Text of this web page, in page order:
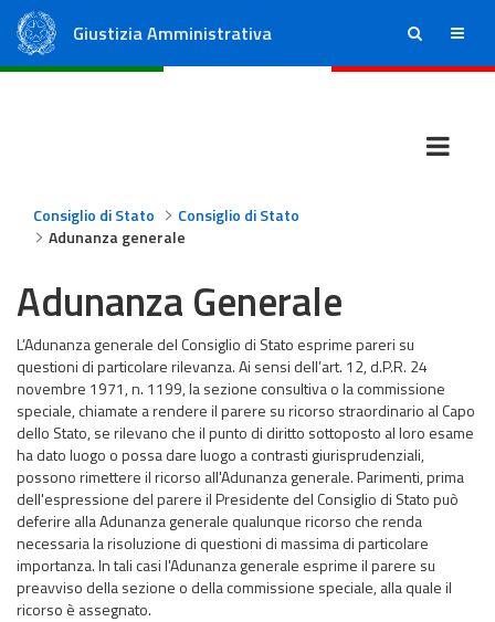
Giustizia Amministrativa ricerca menu
Consiglio di Stato
Consiglio di Stato
Adunanza generale
Adunanza Generale
L’Adunanza generale del Consiglio di Stato esprime pareri su
questioni di particolare rilevanza. Ai sensi dell’art. 12, d.P.R. 24
novembre 1971, n. 1199, la sezione consultiva o la commissione
speciale, chiamate a rendere il parere su ricorso straordinario al Capo
dello Stato, se rilevano che il punto di diritto sottoposto al loro esame
ha dato luogo o possa dare luogo a contrasti giurisprudenziali,
possono rimettere il ricorso all'Adunanza generale. Parimenti, prima
dell'espressione del parere il Presidente del Consiglio di Stato può
deferire alla Adunanza generale qualunque ricorso che renda
necessaria la risoluzione di questioni di massima di particolare
importanza. In tali casi l'Adunanza generale esprime il parere su
preavviso della sezione o della commissione speciale, alla quale il
ricorso è assegnato.